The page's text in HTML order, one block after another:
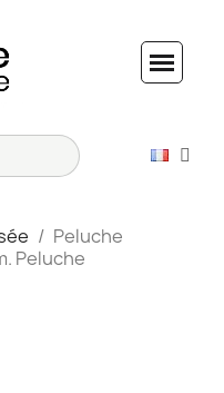
Peluche
Peluche